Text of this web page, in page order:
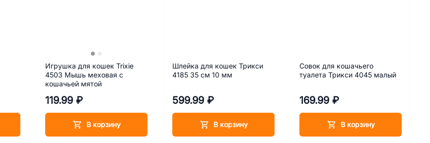
Игрушка для кошек Trixie
4503 Мышь меховая с
кошачьей мятой
119.99 ₽
В корзину
Шлейка для кошек Трикси
4185 35 см 10 мм
599.99 ₽
В корзину
Совок для кошачьего
туалета Трикси 4045 малый
169.99 ₽
В корзину